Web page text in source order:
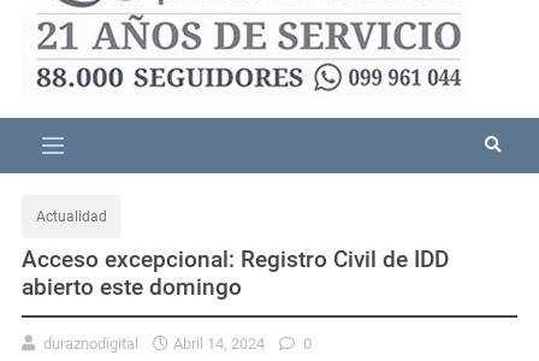
Actualidad
Acceso excepcional: Registro Civil de IDD
abierto este domingo
duraznodigital Abril 14, 2024 0